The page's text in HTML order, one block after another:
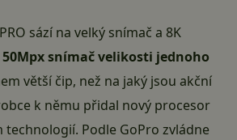
sází na velký snímač a 8K
50Mpx snímač velikosti jednoho
větší čip, než na jaký jsou akční
k němu přidal nový procesor
technologií. Podle GoPro zvládne